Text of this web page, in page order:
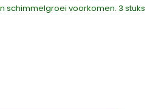
schimmelgroei voorkomen. 3 stuks